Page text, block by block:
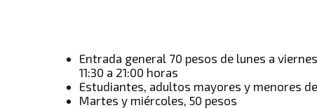
Entrada general 70 pesos de lunes a
11:30 a 21:00 horas
Estudiantes, adultos mayores y menores
Martes y miércoles, 50 pesos